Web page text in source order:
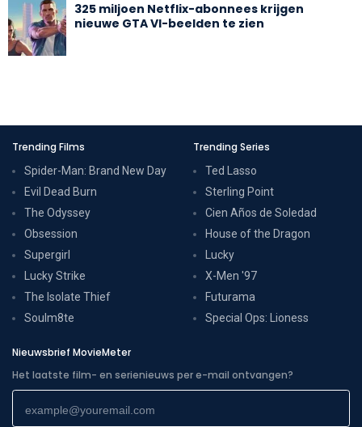
325 miljoen Netflix-abonnees krijgen
nieuwe GTA VI-beelden te zien
Trending Films
Spider-Man: Brand New Day
Evil Dead Burn
The Odyssey
Obsession
Supergirl
Lucky Strike
The Isolate Thief
Soulm8te
Trending Series
Ted Lasso
Sterling Point
Cien Años de Soledad
House of the Dragon
Lucky
X-Men '97
Futurama
Special Ops: Lioness
Nieuwsbrief MovieMeter
Het laatste film- en serienieuws per e-mail ontvangen?